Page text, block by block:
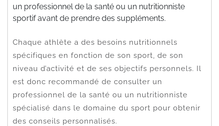
un professionnel de la santé ou un nutritionniste
sportif avant de prendre des suppléments.
Chaque athlète a des besoins nutritionnels
spécifiques en fonction de son sport, de son
niveau d’activité et de ses objectifs personnels. Il
est donc recommandé de consulter un
professionnel de la santé ou un nutritionniste
spécialisé dans le domaine du sport pour obtenir
des conseils personnalisés.